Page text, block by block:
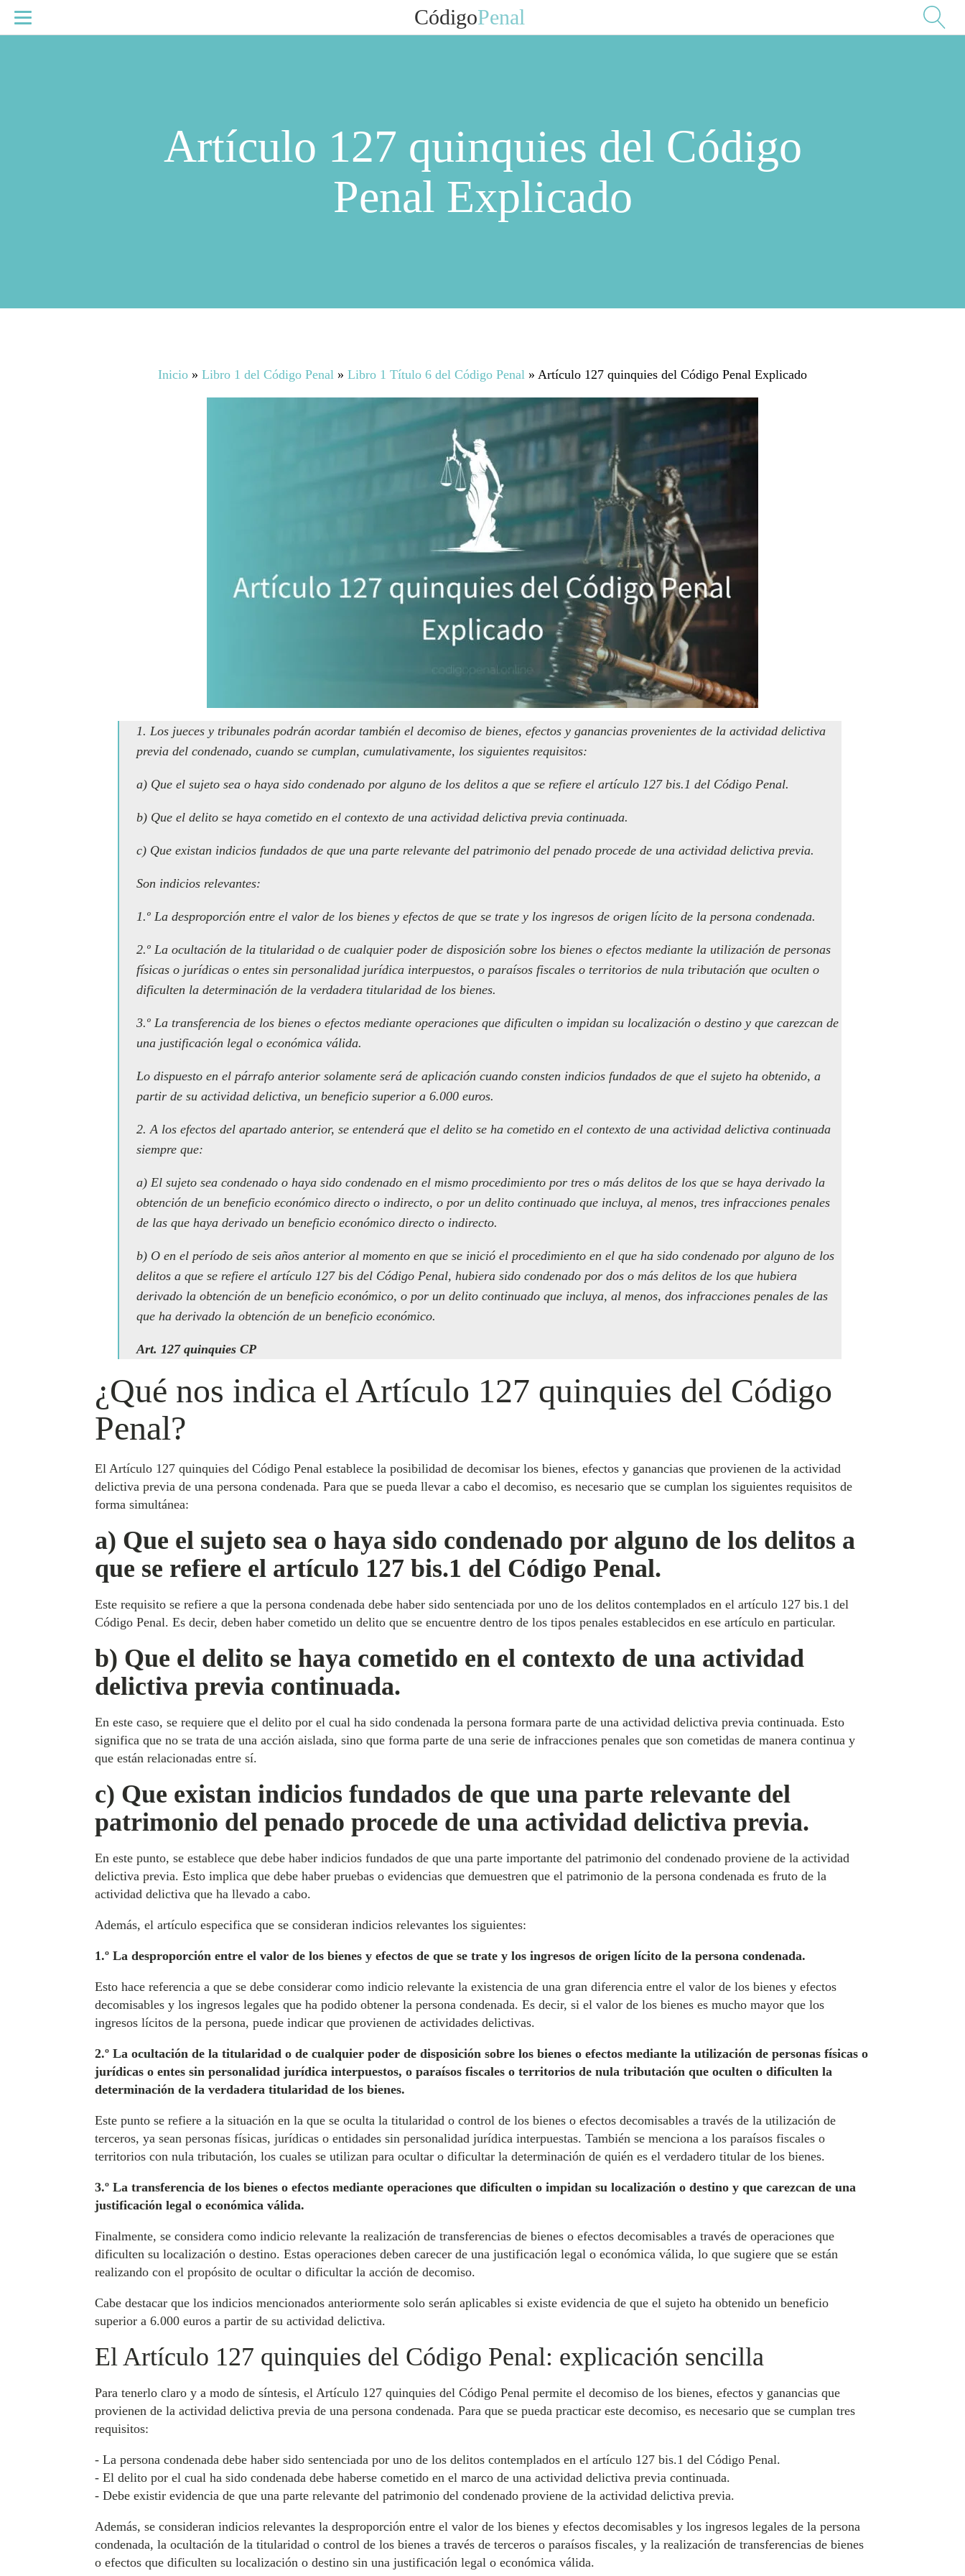
CódigoPenal
Artículo 127 quinquies del Código
Penal Explicado
Inicio » Libro 1 del Código Penal » Libro 1 Título 6 del Código Penal » Artículo 127 quinquies del Código Penal Explicado
1. Los jueces y tribunales podrán acordar también el decomiso de bienes, efectos y ganancias provenientes de la actividad delictiva
previa del condenado, cuando se cumplan, cumulativamente, los siguientes requisitos:
a) Que el sujeto sea o haya sido condenado por alguno de los delitos a que se refiere el artículo 127 bis.1 del Código Penal.
b) Que el delito se haya cometido en el contexto de una actividad delictiva previa continuada.
c) Que existan indicios fundados de que una parte relevante del patrimonio del penado procede de una actividad delictiva previa.
Son indicios relevantes:
1.º La desproporción entre el valor de los bienes y efectos de que se trate y los ingresos de origen lícito de la persona condenada.
2.º La ocultación de la titularidad o de cualquier poder de disposición sobre los bienes o efectos mediante la utilización de personas
físicas o jurídicas o entes sin personalidad jurídica interpuestos, o paraísos fiscales o territorios de nula tributación que oculten o
dificulten la determinación de la verdadera titularidad de los bienes.
3.º La transferencia de los bienes o efectos mediante operaciones que dificulten o impidan su localización o destino y que carezcan de
una justificación legal o económica válida.
Lo dispuesto en el párrafo anterior solamente será de aplicación cuando consten indicios fundados de que el sujeto ha obtenido, a
partir de su actividad delictiva, un beneficio superior a 6.000 euros.
2. A los efectos del apartado anterior, se entenderá que el delito se ha cometido en el contexto de una actividad delictiva continuada
siempre que:
a) El sujeto sea condenado o haya sido condenado en el mismo procedimiento por tres o más delitos de los que se haya derivado la
obtención de un beneficio económico directo o indirecto, o por un delito continuado que incluya, al menos, tres infracciones penales
de las que haya derivado un beneficio económico directo o indirecto.
b) O en el período de seis años anterior al momento en que se inició el procedimiento en el que ha sido condenado por alguno de los
delitos a que se refiere el artículo 127 bis del Código Penal, hubiera sido condenado por dos o más delitos de los que hubiera
derivado la obtención de un beneficio económico, o por un delito continuado que incluya, al menos, dos infracciones penales de las
que ha derivado la obtención de un beneficio económico.
Art. 127 quinquies CP
¿Qué nos indica el Artículo 127 quinquies del Código
Penal?
El Artículo 127 quinquies del Código Penal establece la posibilidad de decomisar los bienes, efectos y ganancias que provienen de la actividad
delictiva previa de una persona condenada. Para que se pueda llevar a cabo el decomiso, es necesario que se cumplan los siguientes requisitos de
forma simultánea:
a) Que el sujeto sea o haya sido condenado por alguno de los delitos a
que se refiere el artículo 127 bis.1 del Código Penal.
Este requisito se refiere a que la persona condenada debe haber sido sentenciada por uno de los delitos contemplados en el artículo 127 bis.1 del
Código Penal. Es decir, deben haber cometido un delito que se encuentre dentro de los tipos penales establecidos en ese artículo en particular.
b) Que el delito se haya cometido en el contexto de una actividad
delictiva previa continuada.
En este caso, se requiere que el delito por el cual ha sido condenada la persona formara parte de una actividad delictiva previa continuada. Esto
significa que no se trata de una acción aislada, sino que forma parte de una serie de infracciones penales que son cometidas de manera continua y
que están relacionadas entre sí.
c) Que existan indicios fundados de que una parte relevante del
patrimonio del penado procede de una actividad delictiva previa.
En este punto, se establece que debe haber indicios fundados de que una parte importante del patrimonio del condenado proviene de la actividad
delictiva previa. Esto implica que debe haber pruebas o evidencias que demuestren que el patrimonio de la persona condenada es fruto de la
actividad delictiva que ha llevado a cabo.
Además, el artículo especifica que se consideran indicios relevantes los siguientes:
1.º La desproporción entre el valor de los bienes y efectos de que se trate y los ingresos de origen lícito de la persona condenada.
Esto hace referencia a que se debe considerar como indicio relevante la existencia de una gran diferencia entre el valor de los bienes y efectos
decomisables y los ingresos legales que ha podido obtener la persona condenada. Es decir, si el valor de los bienes es mucho mayor que los
ingresos lícitos de la persona, puede indicar que provienen de actividades delictivas.
2.º La ocultación de la titularidad o de cualquier poder de disposición sobre los bienes o efectos mediante la utilización de personas físicas o
jurídicas o entes sin personalidad jurídica interpuestos, o paraísos fiscales o territorios de nula tributación que oculten o dificulten la
determinación de la verdadera titularidad de los bienes.
Este punto se refiere a la situación en la que se oculta la titularidad o control de los bienes o efectos decomisables a través de la utilización de
terceros, ya sean personas físicas, jurídicas o entidades sin personalidad jurídica interpuestas. También se menciona a los paraísos fiscales o
territorios con nula tributación, los cuales se utilizan para ocultar o dificultar la determinación de quién es el verdadero titular de los bienes.
3.º La transferencia de los bienes o efectos mediante operaciones que dificulten o impidan su localización o destino y que carezcan de una
justificación legal o económica válida.
Finalmente, se considera como indicio relevante la realización de transferencias de bienes o efectos decomisables a través de operaciones que
dificulten su localización o destino. Estas operaciones deben carecer de una justificación legal o económica válida, lo que sugiere que se están
realizando con el propósito de ocultar o dificultar la acción de decomiso.
Cabe destacar que los indicios mencionados anteriormente solo serán aplicables si existe evidencia de que el sujeto ha obtenido un beneficio
superior a 6.000 euros a partir de su actividad delictiva.
El Artículo 127 quinquies del Código Penal: explicación sencilla
Para tenerlo claro y a modo de síntesis, el Artículo 127 quinquies del Código Penal permite el decomiso de los bienes, efectos y ganancias que
provienen de la actividad delictiva previa de una persona condenada. Para que se pueda practicar este decomiso, es necesario que se cumplan tres
requisitos:
- La persona condenada debe haber sido sentenciada por uno de los delitos contemplados en el artículo 127 bis.1 del Código Penal.
- El delito por el cual ha sido condenada debe haberse cometido en el marco de una actividad delictiva previa continuada.
- Debe existir evidencia de que una parte relevante del patrimonio del condenado proviene de la actividad delictiva previa.
Además, se consideran indicios relevantes la desproporción entre el valor de los bienes y efectos decomisables y los ingresos legales de la persona
condenada, la ocultación de la titularidad o control de los bienes a través de terceros o paraísos fiscales, y la realización de transferencias de bienes
o efectos que dificulten su localización o destino sin una justificación legal o económica válida.